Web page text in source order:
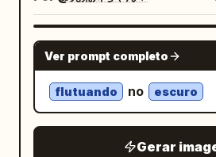
Ver prompt completo
flutuando no escuro
Gerar